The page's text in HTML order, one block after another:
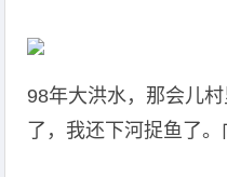
98年大洪水，那会儿
了，我还下河捉鱼了。